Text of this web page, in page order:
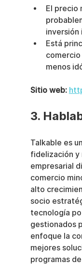
El precio
Está
menos
Sitio web:
3.
Talkable es
fidelización y
empresarial
comercio
alto
socio
tecnología
gestionados
enfoque la
mejores
programas